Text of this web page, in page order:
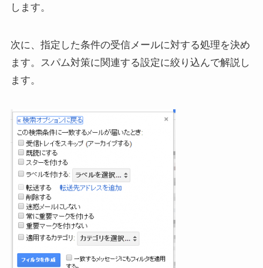
します。
次に、指定した条件の受信メールに対する処理を決め
ます。スパム対策に関連する設定に絞り込んで解説し
ます。